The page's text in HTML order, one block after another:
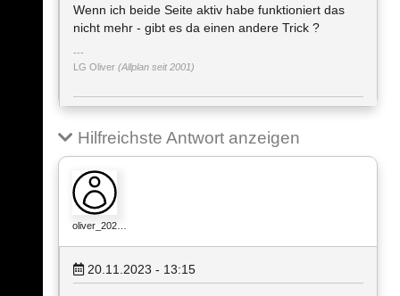
Wenn ich beide Seite aktiv habe funktioniert das
nicht mehr - gibt es da einen andere Trick ?
LG Oliver (Allplan seit 2001)
Hilfreichste Antwort anzeigen
oliver_202…
20.11.2023 - 13:15